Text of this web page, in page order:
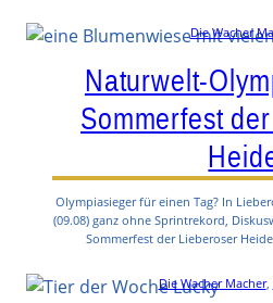
Die Wacher
Naturwelt-
Sommerfest
Olympiasieger für einen Tag? In
(09.08) ganz ohne Sprintrekord,
Sommerfest der Lieberoser
Die Wacher Macher,